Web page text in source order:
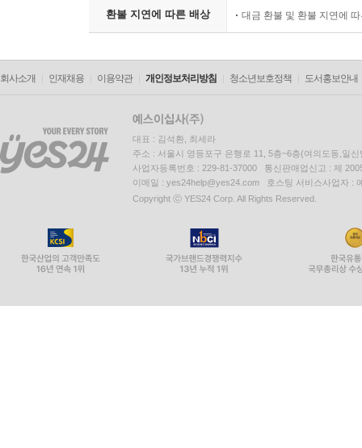
환불 지연에 따른 배상 대금 환불 및 환불 지연에
회사소개 인재채용 이용약관 개인정보처리방침 청소년보호정책 도서홍보안내
대표 : 김석환, 최세라
주소 : 서울시 영등포구 은행로 11, 5층~6층(여의도동,일신
사업자등록번호 : 229-81-37000 통신판매업신고 : 제
이메일 : yes24help@yes24.com 호스팅 서비스사업자 :
Copyright ⓒ YES24 Corp. All Rights Reserved.